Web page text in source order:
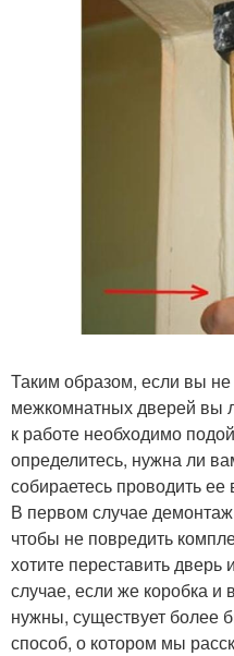
Таким образом, если вы
межкомнатных дверей вы
к работе необходимо
определитесь, нужна ли
собираетесь проводить ее
В первом случае
чтобы не повредить
хотите переставить
случае, если же коробка
нужны, существует
способ, о котором мы